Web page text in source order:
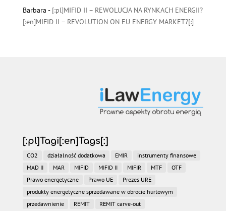
Barbara - [:pl]MIFID II – REWOLUCJA NA RYNKACH ENERGII?
[:en]MIFID II – REVOLUTION ON EU ENERGY MARKET?[:]
[:pl]Tagi[:en]Tags[:]
CO2 działalność dodatkowa EMIR
instrumenty finansowe
MAD II
MAR MIFID MIFID II MIFIR MTF
OTF
Prawo energetyczne
Prawo UE
Prezes URE
produkty energetyczne sprzedawane w obrocie hurtowym
przedawnienie
REMIT
REMIT carve-out